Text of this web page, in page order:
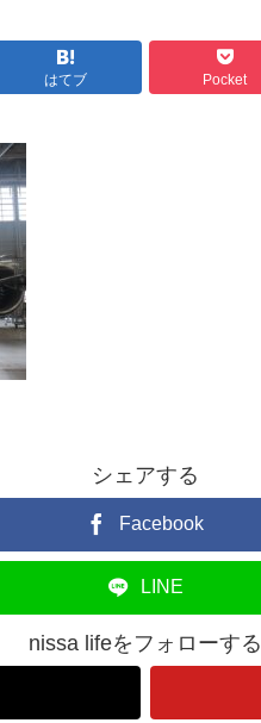
はてブ Pocket
シェアする
Facebook
LINE
nissa lifeをフォローする